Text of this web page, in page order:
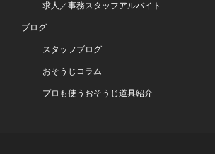
求人／事務スタッフアルバイト
ブログ
スタッフブログ
おそうじコラム
プロも使うおそうじ道具紹介